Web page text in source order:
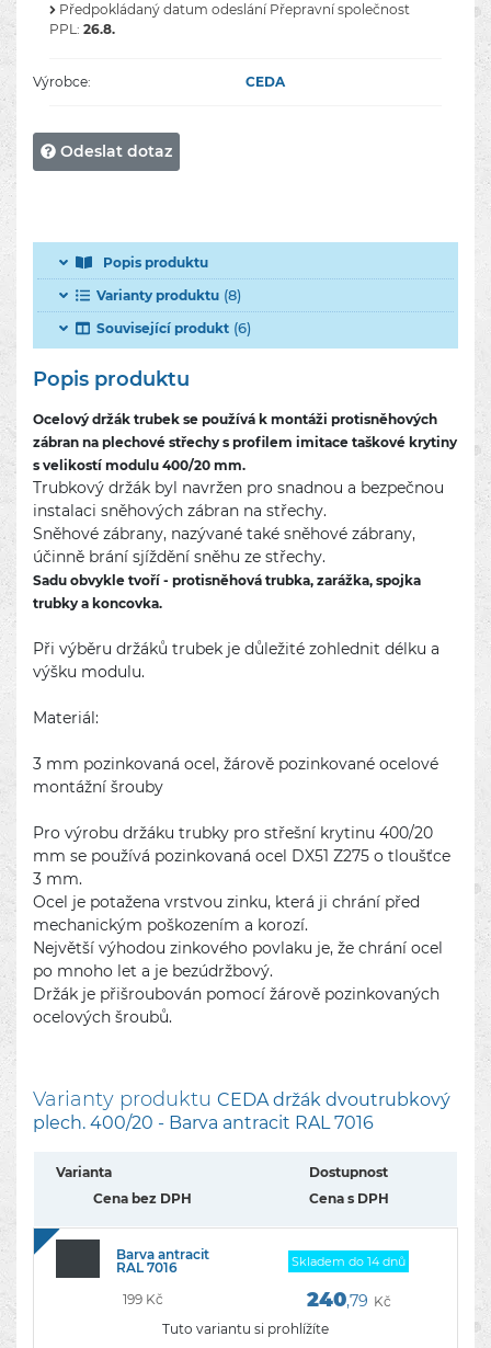
Předpokládaný datum odeslání Přepravní společnost
PPL: 26.8.
Výrobce: CEDA
Odeslat dotaz
Popis produktu
Varianty produktu (8)
Související produkt (6)
Popis produktu
Ocelový držák trubek se používá k montáži protisněhových
zábran na plechové střechy s profilem imitace taškové krytiny
s velikostí modulu 400/20 mm.
Trubkový držák byl navržen pro snadnou a bezpečnou
instalaci sněhových zábran na střechy.
Sněhové zábrany, nazývané také sněhové zábrany,
účinně brání sjíždění sněhu ze střechy.
Sadu obvykle tvoří - protisněhová trubka, zarážka, spojka
trubky a koncovka.
Při výběru držáků trubek je důležité zohlednit délku a
výšku modulu.
Materiál:
3 mm pozinkovaná ocel, žárově pozinkované ocelové
montážní šrouby
Pro výrobu držáku trubky pro střešní krytinu 400/20
mm se používá pozinkovaná ocel DX51 Z275 o tloušťce
3 mm.
Ocel je potažena vrstvou zinku, která ji chrání před
mechanickým poškozením a korozí.
Největší výhodou zinkového povlaku je, že chrání ocel
po mnoho let a je bezúdržbový.
Držák je přišroubován pomocí žárově pozinkovaných
ocelových šroubů.
Varianty produktu CEDA držák dvoutrubkový
plech. 400/20 - Barva antracit RAL 7016
Varianta
Dostupnost
Cena bez DPH
Cena s DPH
Barva antracit
RAL 7016
Skladem do 14 dnů
199 Kč 240,79 Kč
Tuto variantu si prohlížíte